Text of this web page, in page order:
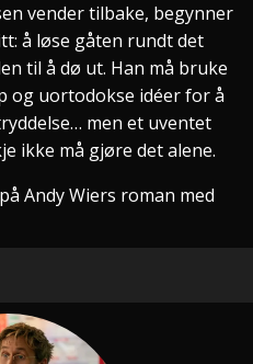
vender tilbake, begynner
å løse gåten rundt det
til å dø ut. Han må bruke
og uortodokse idéer for å
men et uventet
ikke må gjøre det alene.
Andy Wiers roman med